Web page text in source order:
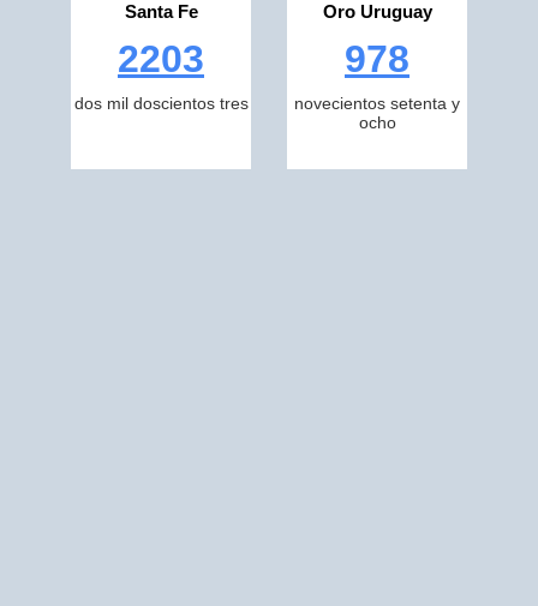
Santa Fe
2203
dos mil doscientos tres
Oro Uruguay
978
novecientos setenta y
ocho